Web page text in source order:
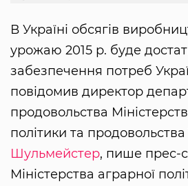
В Україні обсягів
урожаю 2015 р. буде
забезпечення потреб
повідомив директор
продовольства
політики та продовольства
Шульмейстер, пише прес-
Міністерства аграрної